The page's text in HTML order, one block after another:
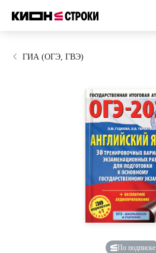
ГИА (ОГЭ, ГВЭ)
По подписке